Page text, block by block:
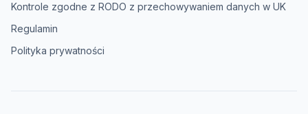
Kontrole zgodne z RODO z przechowywaniem danych w UK
Regulamin
Polityka prywatności